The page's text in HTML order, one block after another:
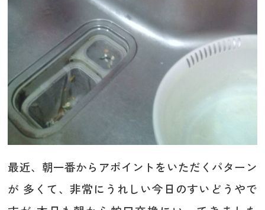
最近、朝一番からアポイントをいただくパターン
が 多くて、非常にうれしい今日のすいどうやで